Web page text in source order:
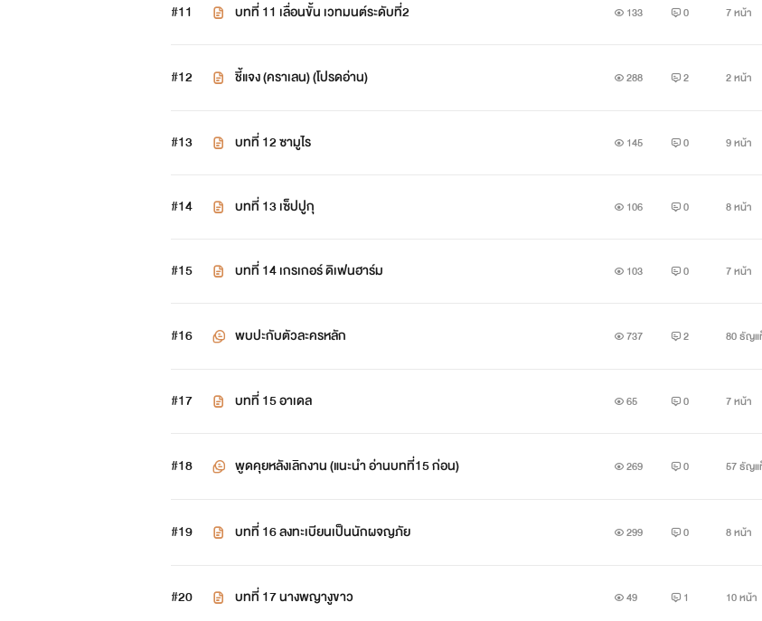
2.เทพแห่งปรโลก มีนามว่า อาคัมเทีย:
ดูแลเกี่ยวกับชีวิตของทุกสรรพสิ่งในโลกใบนี้
เหตุการสำคัญก่อนเริ่มเรื่อง
ในตอนนั้น โลกได้รู้ถึงตัวตนของจอมมาร ดาบแห่งแสงที่ถูกปักไว้บนแท่นหิน มันได้เลือกเจ้
รานเทีย อินคราเนล มันทำให้นางได้เป็นผู้กล้าคนต่อไป ดาบแห่งแสงได้มอบพลังอำนาจมหาศา
ต่อสู้กับดาบแห่งความมืดที่จอมมารหนุ่ม มีนามว่า คราเลน แอนโทรเฟีย ซึ่งเป็นผู้ถือครอง
ดาบแห่งแสงนั้นร้ายกาจนัก หลายชั่วโมงที่เกิดต่อสู้ดำเนินไปเรื่อยๆ ผู้กล้าหญิงที่หลงไหลใน
การต่อสู้ดำเนินไปเรื่อยๆ ในค่ำคืนที่ไม่มีแม้แต่แสงดาว
จนในที่สุด แสงแรกของวันก็ปรากฏขึ้น อลิสซ่า ฟรานเทีย อินคราเนล ผู้กล้าหญิงคนแรกในป
โดยที่ดาบก็ยังปักอยู่ในอกของนางจนถึงปัจจุบัน
โทคามัม คือ?
#11 บทที่ 11 เลื่อนขั้น เวทมนต์ระดับที่2 133 0 7 หน้า
#12 ชี้แจง (คราเลน) (โปรดอ่าน) 288 2 2 หน้า
#13 บทที่ 12 ซามูไร 145 0 9 หน้า
#14 บทที่ 13 เซ็ปปูกุ 106 0 8 หน้า
#15 บทที่ 14 เกรเกอร์ ดิเฟนฮาร์ม 103 0 7 หน้า
#16 พบปะกับตัวละครหลัก 737 2 80 ธัญ
#17 บทที่ 15 อาเดล 65 0 7 หน้า
#18 พูดคุยหลังเลิกงาน (แนะนำ อ่านบทที่15 ก่อน) 269 0 57 ธัญ
#19 บทที่ 16 ลงทะเบียนเป็นนักผจญภัย 299 0 8 หน้า
#20 บทที่ 17 นางพญางูขาว 49 1 10 หน้า